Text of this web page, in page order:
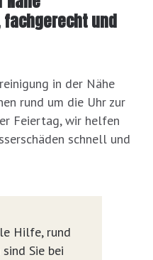
fachgerecht und
in der Nähe
rund um die Uhr zur
Feiertag, wir helfen
schnell und
Hilfe, rund
Sie bei